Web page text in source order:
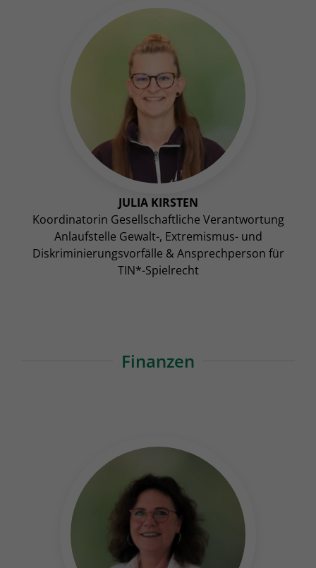
JULIA KIRSTEN
Koordinatorin Gesellschaftliche Verantwortung
Anlaufstelle Gewalt-, Extremismus- und
Diskriminierungsvorfälle & Ansprechperson für
TIN*-Spielrecht
Finanzen